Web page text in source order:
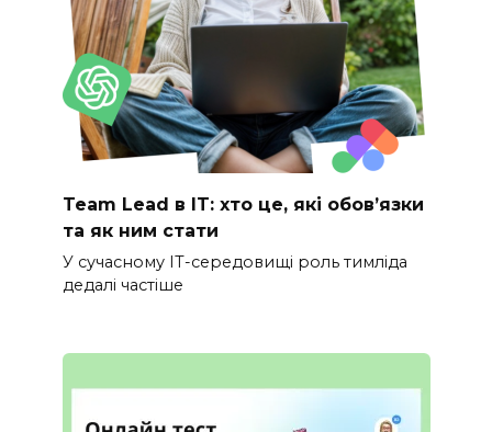
Team Lead в IT: хто це, які обов’язки
та як ним стати
У сучасному IT-середовищі роль тимліда
дедалі частіше